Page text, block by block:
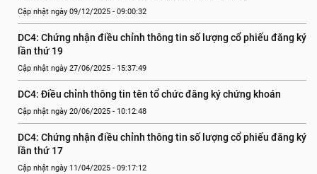
Cập nhật ngày 09/12/2025 - 09:00:32
DC4: Chứng nhận điều chỉnh thông tin số lượng cổ phiếu đăng ký
lần thứ 19
Cập nhật ngày 27/06/2025 - 15:37:49
DC4: Điều chỉnh thông tin tên tổ chức đăng ký chứng khoán
Cập nhật ngày 20/06/2025 - 10:12:48
DC4: Chứng nhận điều chỉnh thông tin số lượng cổ phiếu đăng ký
lần thứ 17
Cập nhật ngày 11/04/2025 - 09:17:12